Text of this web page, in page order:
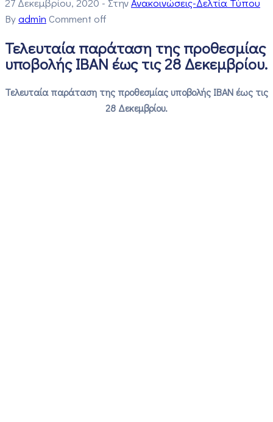
Byadmin Comment off
Τελευταία παράταση της προθεσμίας
υποβολής ΙΒΑΝ έως τις 28 Δεκεμβρίου.
Τελευταία παράταση της προθεσμίας υποβολής ΙΒΑΝ έως τις
28 Δεκεμβρίου.